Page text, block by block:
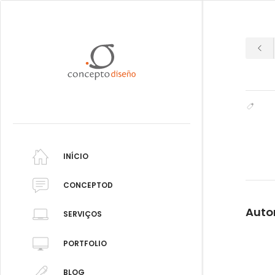
INÍCIO
CONCEPTOD
SERVIÇOS
PORTFOLIO
BLOG